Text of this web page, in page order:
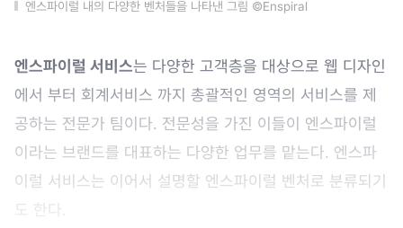
엔스파이럴 내의 다양한 벤처들을 나타낸 그림 ©Enspiral
엔스파이럴 서비스는 다양한 고객층을 대상으로 웹 디자인
에서 부터 회계서비스 까지 총괄적인 영역의 서비스를 제
공하는 전문가 팀이다. 전문성을 가진 이들이 엔스파이럴
이라는 브랜드를 대표하는 다양한 업무를 맡는다. 엔스파
이럴 서비스는 이어서 설명할 엔스파이럴 벤처로 분류되기
도 한다.